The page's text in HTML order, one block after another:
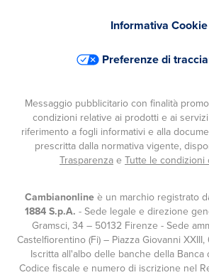
Informativa Cookie
Preferenze di
Messaggio pubblicitario con finalità
condizioni relative ai prodotti e ai
riferimento a fogli informativi e alla
prescritta dalla normativa vigente,
Trasparenza e Tutte le condizioni
Cambianonlineè un marchio registrato
1884 S.p.A. - Sede legale e direzione
Gramsci, 34 – 50132 Firenze - Sede
Castelfiorentino (Fi) – Piazza Giovanni
Iscritta all'albo delle banche della Banca
Codice fiscale e numero di iscrizione nel